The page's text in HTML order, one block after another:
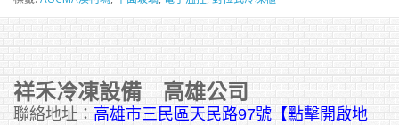
祥禾冷凍設備 高雄公司
聯絡地址： 高雄市三民區天民路97號【點擊開啟地